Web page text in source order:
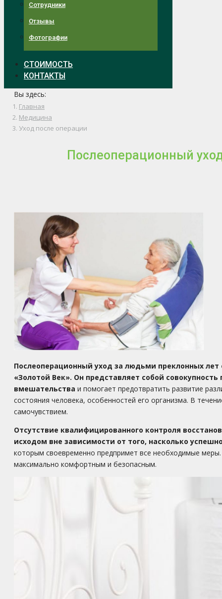
Сотрудники
Отзывы
Фотографии
СТОИМОСТЬ
КОНТАКТЫ
Вы здесь:
Главная
Медицина
Уход после операции
Послеоперационный
Послеоперационный уход за людьми преклонных
«Золотой Век». Он представляет собой
вмешательства и помогает предотвратить развитие
состояния человека, особенностей его организма. В
самочувствием.
Отсутствие квалифицированного контроля
исходом вне зависимости от того, насколько
которым своевременно предпримет все необходимые
максимально комфортным и безопасным.